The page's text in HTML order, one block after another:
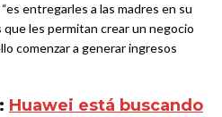
entregarles a las madres en su
les permitan crear un negocio
comenzar a generar ingresos
Huawei está buscando